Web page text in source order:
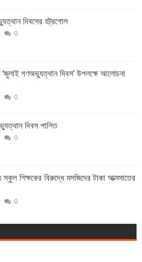
দিবসের হট্রগোল
0
গণঅভ্যুত্থান দিবস’ উপলক্ষে আলোচনা
0
দিবস পালিত
0
স্কুল শিক্ষকের বিরুদ্ধে মসজিদের টাকা আত্মসাতের
0